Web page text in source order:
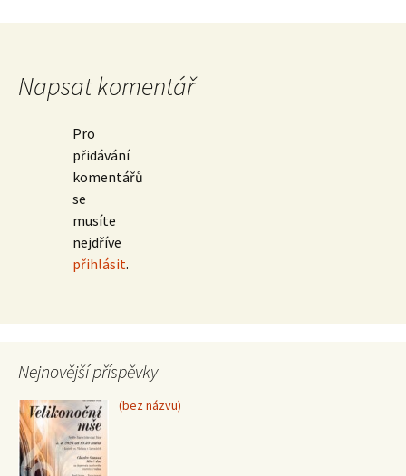
Napsat komentář
Pro
přidávání
komentářů
se
musíte
nejdříve
přihlásit.
Nejnovější příspěvky
(bez názvu)Příspěvek